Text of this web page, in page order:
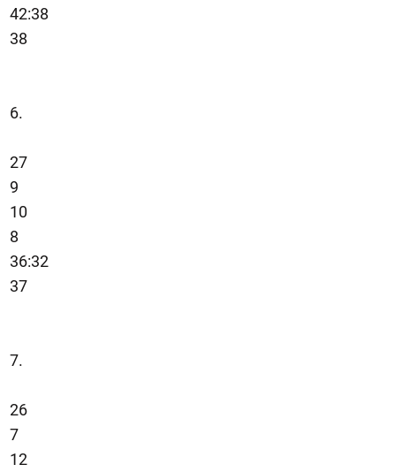
42:38
38
6.
27
9
10
8
36:32
37
7.
26
7
12